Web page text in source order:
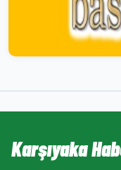
Karşıyaka